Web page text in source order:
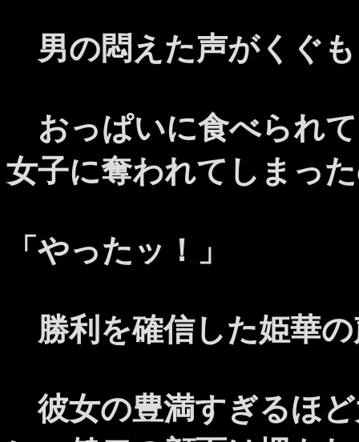
男の悶えた声がくぐ
おっぱいに食べられ
女子に奪われてしまっ
「やったッ！」
勝利を確信した姫華
彼女の豊満すぎるほ